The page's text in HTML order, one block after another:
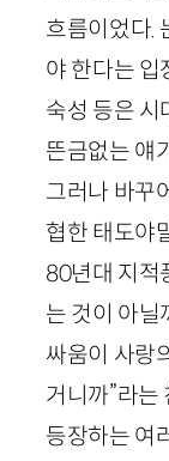
흐름이었다.
야 한다는 입
숙성 등은 시
뜬금없는 얘
그러나 바꾸
협한 태도야
80년대 지적
는 것이 아닐
싸움이 사랑
거니까”라는
등장하는 여